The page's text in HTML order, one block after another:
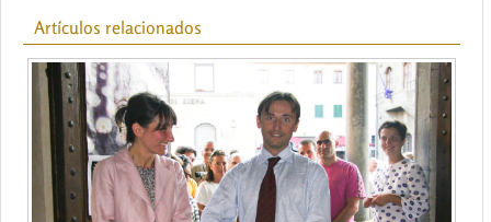
Artículos relacionados